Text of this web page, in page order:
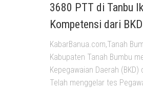
3680 PTT di Tanbu
Kompetensi dari BKD
KabarBanua.com,Tanah
Kabupaten Tanah Bumbu
Kepegawaian Daerah
Telah menggelar tes